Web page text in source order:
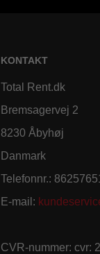
KONTAKT
Total Rent.dk
Bremsagervej 2
8230 Åbyhøj
Danmark
Telefonnr.: 86257651
E-mail :
CVR-nummer: cvr: